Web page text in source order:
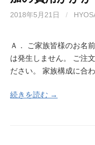
2018年5月21日 /
Ａ． ご家族皆様のお名
は発生しません。 ご注
ださい。 家族構成に合
続きを読む →